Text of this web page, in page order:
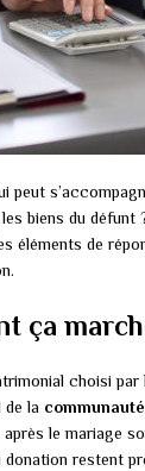
peut
biens du
de
ça
choisi
de la
le mariage
restent